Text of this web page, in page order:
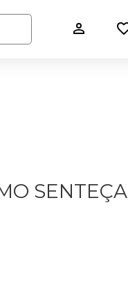
SENTEÇA